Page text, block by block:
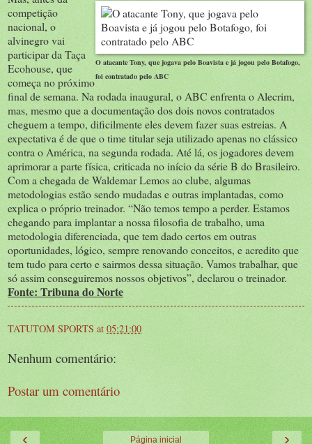
O atacante Tony, que jogava pelo Boavista e já jogou pelo Botafogo,
foi contratado pelo ABC
competição
nacional, o
alvinegro vai
participar da Taça
Ecohouse, que
começa no próximo
final de semana. Na rodada inaugural, o ABC enfrenta o Alecrim,
mas, mesmo que a documentação dos dois novos contratados
cheguem a tempo, dificilmente eles devem fazer suas estreias. A
expectativa é de que o time titular seja utilizado apenas no clássico
contra o América, na segunda rodada. Até lá, os jogadores devem
aprimorar a parte física, criticada no início da série B do Brasileiro.
Com a chegada de Waldemar Lemos ao clube, algumas
metodologias estão sendo mudadas e outras implantadas, como
explica o próprio treinador. “Não temos tempo a perder. Estamos
chegando para implantar a nossa filosofia de trabalho, uma
metodologia diferenciada, que tem dado certos em outras
oportunidades, lógico, sempre renovando conceitos, e acredito que
tem tudo para certo e sairmos dessa situação. Vamos trabalhar, que
só assim conseguiremos nossos objetivos”, declarou o treinador.
Fonte: Tribuna do Norte
TATUTOM SPORTS at 05:21:00
Nenhum comentário:
Postar um comentário
‹ ›
Página inicial